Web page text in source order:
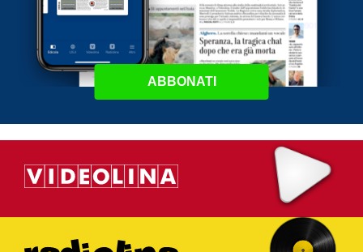
ABBONATI